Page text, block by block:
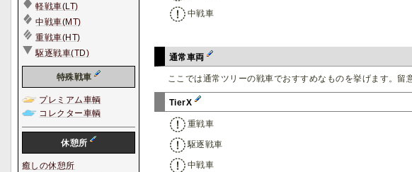
中戦車
通常車両
ここでは通常ツリーの戦車でおすすめなものを挙げます。留
TierX
重戦車
駆逐戦車
中戦車
軽戦車(LT)
中戦車(MT)
重戦車(HT)
駆逐戦車(TD)
特殊戦車
プレミアム車輌
コレクター車輌
休憩所
癒しの休憩所